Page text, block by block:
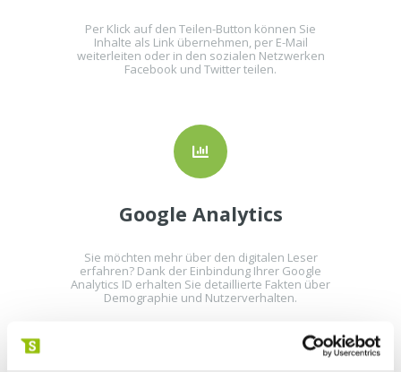
Per Klick auf den Teilen-Button können Sie
Inhalte als Link übernehmen, per E-Mail
weiterleiten oder in den sozialen Netzwerken
Facebook und Twitter teilen.
Google Analytics
Sie möchten mehr über den digitalen Leser
erfahren? Dank der Einbindung Ihrer Google
Analytics ID erhalten Sie detaillierte Fakten über
Demographie und Nutzerverhalten.